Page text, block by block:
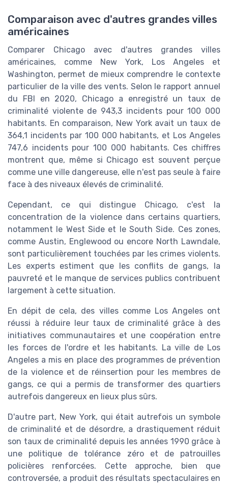
Comparaison avec d'autres grandes villes
américaines
Comparer Chicago avec d'autres grandes villes
américaines, comme New York, Los Angeles et
Washington, permet de mieux comprendre le contexte
particulier de la ville des vents. Selon le rapport annuel
du FBI en 2020, Chicago a enregistré un taux de
criminalité violente de 943,3 incidents pour 100 000
habitants. En comparaison, New York avait un taux de
364,1 incidents par 100 000 habitants, et Los Angeles
747,6 incidents pour 100 000 habitants. Ces chiffres
montrent que, même si Chicago est souvent perçue
comme une ville dangereuse, elle n'est pas seule à faire
face à des niveaux élevés de criminalité.
Cependant, ce qui distingue Chicago, c'est la
concentration de la violence dans certains quartiers,
notamment le West Side et le South Side. Ces zones,
comme Austin, Englewood ou encore North Lawndale,
sont particulièrement touchées par les crimes violents.
Les experts estiment que les conflits de gangs, la
pauvreté et le manque de services publics contribuent
largement à cette situation.
En dépit de cela, des villes comme Los Angeles ont
réussi à réduire leur taux de criminalité grâce à des
initiatives communautaires et une coopération entre
les forces de l'ordre et les habitants. La ville de Los
Angeles a mis en place des programmes de prévention
de la violence et de réinsertion pour les membres de
gangs, ce qui a permis de transformer des quartiers
autrefois dangereux en lieux plus sûrs.
D'autre part, New York, qui était autrefois un symbole
de criminalité et de désordre, a drastiquement réduit
son taux de criminalité depuis les années 1990 grâce à
une politique de tolérance zéro et de patrouilles
policières renforcées. Cette approche, bien que
controversée, a produit des résultats spectaculaires en